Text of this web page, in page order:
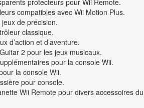
protecteurs pour Wii Remote.
compatibles avec Wii Motion Plus.
de précision.
classique.
d’action et d’aventure.
2 pour les jeux musicaux.
pour la console Wii.
la console Wii.
pour console.
Wii Remote pour divers accessoires du